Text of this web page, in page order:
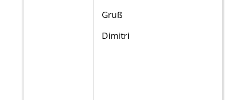
Gruß
Dimitri